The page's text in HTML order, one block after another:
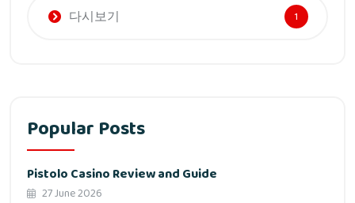
다시보기 1
Popular Posts
Pistolo Casino Review and Guide
27 June 2026